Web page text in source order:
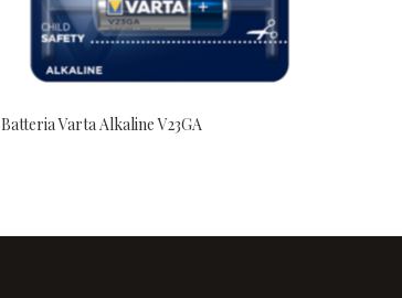
Batteria Varta Alkaline V23GA